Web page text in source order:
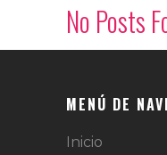
No Posts
MENÚ DE
Inicio